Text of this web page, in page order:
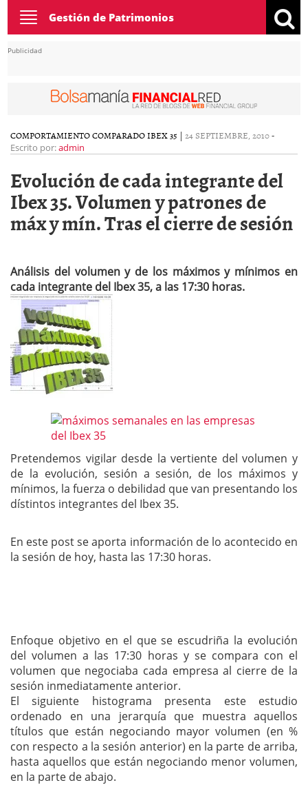
Toggle
navigation
Gestión de Patrimonios
Publicidad
COMPORTAMIENTO COMPARADO IBEX 35 | 24 SEPTIEMBRE, 2010-
Escrito por:admin
Evolución de cada integrante del
Ibex 35. Volumen y patrones de
máx y mín. Tras el cierre de sesión
Análisis del volumen y de los máximos y mínimos en
cada integrante del Ibex 35, a las 17:30 horas.
Pretendemos vigilar desde la vertiente del volumen y
de la evolución, sesión a sesión, de los máximos y
mínimos, la fuerza o debilidad que van presentando los
dístintos integrantes del Ibex 35.
En este post se aporta información de lo acontecido en
la sesión de hoy, hasta las 17:30 horas.
Enfoque objetivo en el que se escudriña la evolución
del volumen a las 17:30 horas y se compara con el
volumen que negociaba cada empresa al cierre de la
sesión inmediatamente anterior.
El siguiente histograma presenta este estudio
ordenado en una jerarquía que muestra aquellos
títulos que están negociando mayor volumen (en %
con respecto a la sesión anterior) en la parte de arriba,
hasta aquellos que están negociando menor volumen,
en la parte de abajo.